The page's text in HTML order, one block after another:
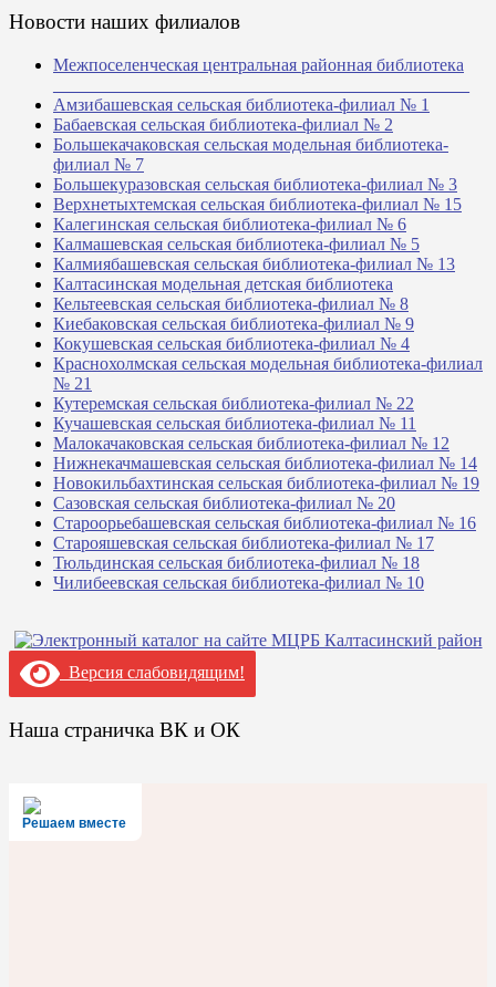
Новости наших филиалов
Межпоселенческая центральная районная библиотека
Амзибашевская сельская библиотека-филиал № 1
Бабаевская сельская библиотека-филиал № 2
Большекачаковская сельская модельная библиотека-
филиал № 7
Большекуразовская сельская библиотека-филиал № 3
Верхнетыхтемская сельская библиотека-филиал № 15
Калегинская сельская библиотека-филиал № 6
Калмашевская сельская библиотека-филиал № 5
Калмиябашевская сельская библиотека-филиал № 13
Калтасинская модельная детская библиотека
Кельтеевская сельская библиотека-филиал № 8
Киебаковская сельская библиотека-филиал № 9
Кокушевская сельская библиотека-филиал № 4
Краснохолмская сельская модельная библиотека-филиал
№ 21
Кутеремская сельская библиотека-филиал № 22
Кучашевская сельская библиотека-филиал № 11
Малокачаковская сельская библиотека-филиал № 12
Нижнекачмашевская сельская библиотека-филиал № 14
Новокильбахтинская сельская библиотека-филиал № 19
Сазовская сельская библиотека-филиал № 20
Староорьебашевская сельская библиотека-филиал № 16
Старояшевская сельская библиотека-филиал № 17
Тюльдинская сельская библиотека-филиал № 18
Чилибеевская сельская библиотека-филиал № 10
Версия слабовидящим!
Наша страничка ВК и ОК
Решаем вместе